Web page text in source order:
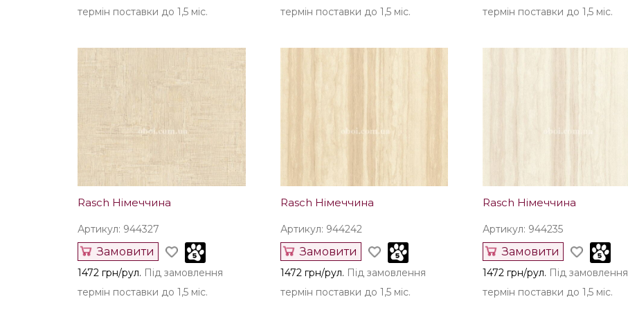
термін поставки до 1,5 міс.
термін поставки до 1,5 міс.
термін поставки до 1,5 міс.
Rasch Німеччина
Артикул: 944327
Замовити
1472 грн/рул. Під замовлення
термін поставки до 1,5 міс.
Rasch Німеччина
Артикул: 944242
Замовити
1472 грн/рул. Під замовлення
термін поставки до 1,5 міс.
Rasch Німеччина
Артикул: 944235
Замовити
1472 грн/рул. Під замовлення
термін поставки до 1,5 міс.